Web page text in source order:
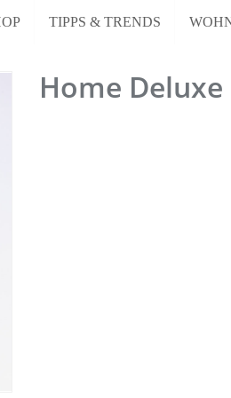
TIPPS & TRENDS
Home